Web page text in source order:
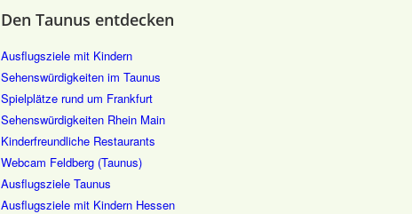
Den Taunus entdecken
Ausflugsziele mit Kindern
Sehenswürdigkeiten im Taunus
Spielplätze rund um Frankfurt
Sehenswürdigkeiten Rhein Main
Kinderfreundliche Restaurants
Webcam Feldberg (Taunus)
Ausflugsziele Taunus
Ausflugsziele mit Kindern Hessen